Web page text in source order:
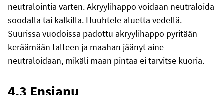
neutralointia varten. Akryylihappo voidaan neutraloida
soodalla tai kalkilla. Huuhtele aluetta vedellä.
Suurissa vuodoissa padottu akryylihappo pyritään
keräämään talteen ja maahan jäänyt aine
neutraloidaan, mikäli maan pintaa ei tarvitse kuoria.